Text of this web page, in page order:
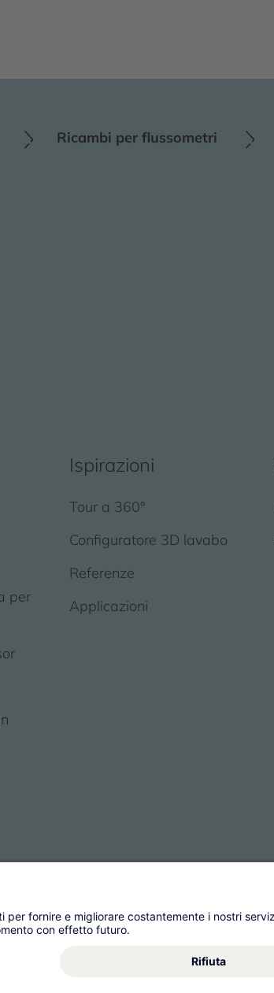
Ricambi per flussometri
per
Ispirazioni
Tour a 360°
Configuratore 3D lavabo
Referenze
Applicazioni
AG Condizioni generali